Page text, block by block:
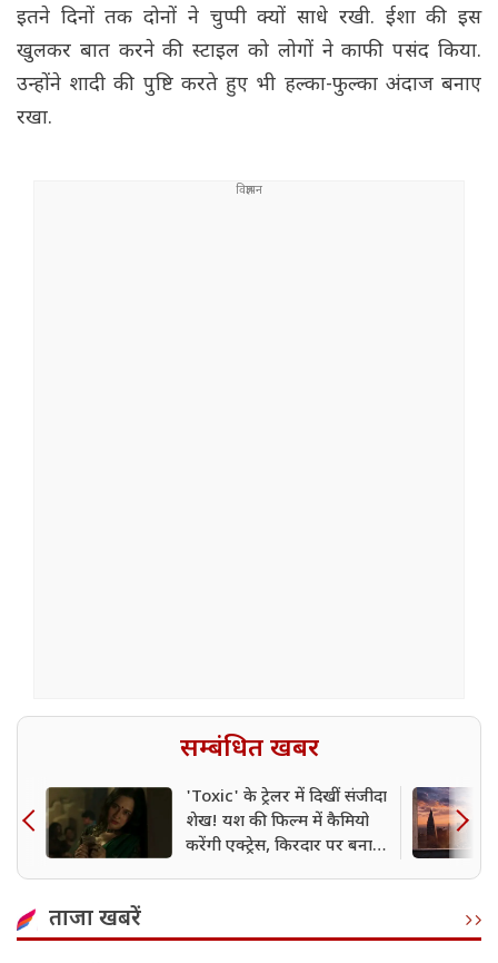
इतने दिनों तक दोनों ने चुप्पी क्यों साधे रखी. ईशा की इस
खुलकर बात करने की स्टाइल को लोगों ने काफी पसंद किया.
उन्होंने शादी की पुष्टि करते हुए भी हल्का-फुल्का अंदाज बनाए
रखा.
सम्बंधित खबर
'Toxic' के ट्रेलर में दिखीं संजीदा
शेख! यश की फिल्म में कैमियो
करेंगी एक्ट्रेस, किरदार पर बना
ताजा खबरें